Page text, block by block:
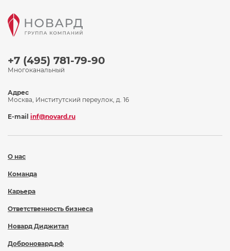
+7 (495) 781-79-90
Многоканальный
О нас
Команда
Карьера
Ответственность бизнеса
Новард Диджитал
Доброновард.рф
Адрес
Москва, Институтский переулок, д. 16
E-mail inf@novard.ru